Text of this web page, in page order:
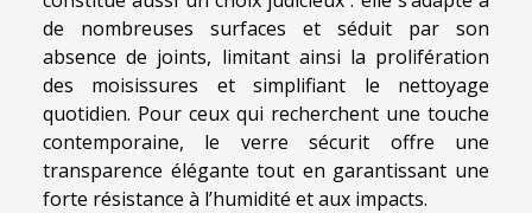
de nombreuses surfaces et séduit par son
absence de joints, limitant ainsi la prolifération
des moisissures et simplifiant le nettoyage
quotidien. Pour ceux qui recherchent une touche
contemporaine, le verre sécurit offre une
transparence élégante tout en garantissant une
forte résistance à l’humidité et aux impacts.